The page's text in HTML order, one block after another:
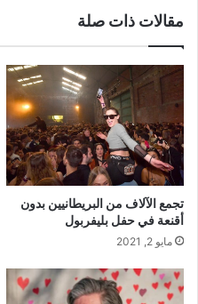
مقالات ذات صلة
تجمع الآلاف من البريطانيين بدون
أقنعة في حفل بليفربول
مايو 2, 2021